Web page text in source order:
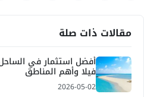
مقالات ذات صلة
فيلا وأهم المناطق
2026-05-02